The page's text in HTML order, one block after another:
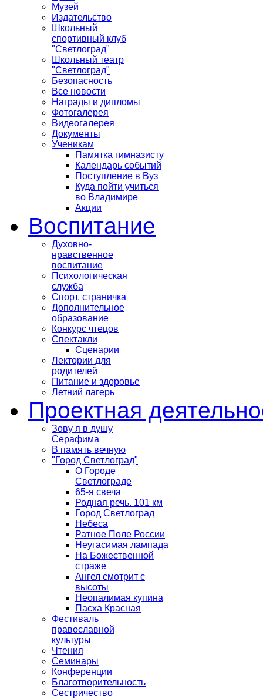
Музей
Издательство
Школьный
спортивный клуб
"Светлоград"
Школьный театр
"Светлоград"
Безопасность
Все новости
Награды и дипломы
Фотогалерея
Видеогалерея
Документы
Ученикам
Памятка гимназисту
Календарь событий
Поступление в Вуз
Куда пойти учиться
во Владимире
Акции
Воспитание
Духовно-
нравственное
воспитание
Психологическая
служба
Спорт. страничка
Дополнительное
образование
Конкурс чтецов
Спектакли
Сценарии
Лектории для
родителей
Питание и здоровье
Летний лагерь
Проектная
Зову я в душу
Серафима
В память вечную
"Город Светлоград"
О Городе
Светлограде
65-я свеча
Родная речь. 101 км
Город Светлоград
Небеса
Ратное Поле России
Неугасимая лампада
На Божественной
страже
Ангел смотрит с
высоты
Неопалимая купина
Пасха Красная
Фестиваль
православной
культуры
Чтения
Семинары
Конференции
Благотворительность
Сестричество